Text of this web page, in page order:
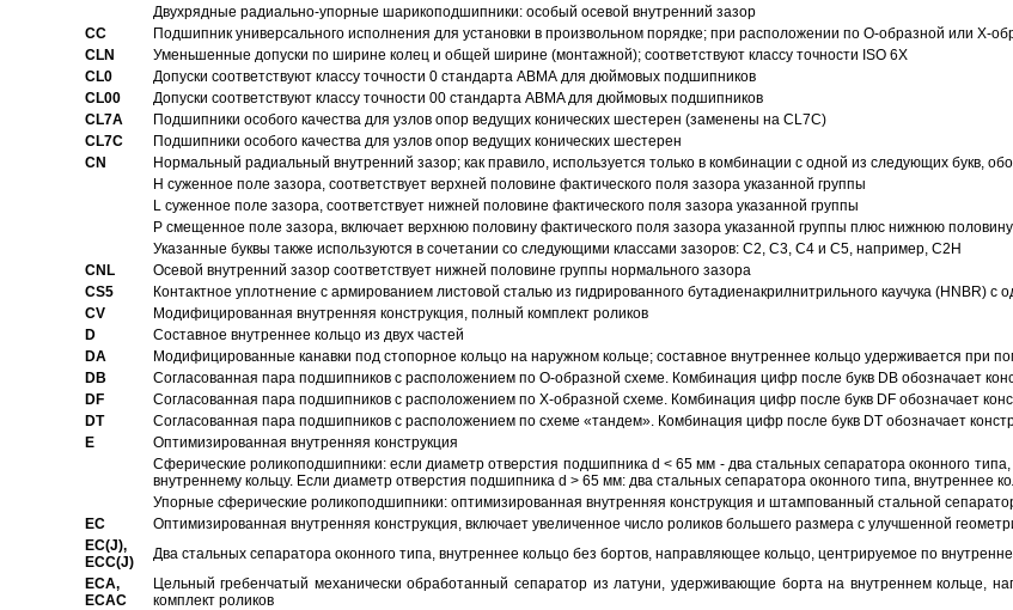
Двухрядные радиально-упорные шарикоподшипники: особый осевой внутренний зазор
CC
Подшипник универсального исполнения для установки в произвольном порядке; при расположении по О-образной или Х-
CLN
Уменьшенные допуски по ширине колец и общей ширине (монтажной); соответствуют классу точности ISO 6X
CL0
Допуски соответствуют классу точности 0 стандарта АВМА для дюймовых подшипников
CL00
Допуски соответствуют классу точности 00 стандарта ABMA для дюймовых подшипников
CL7A
Подшипники особого качества для узлов опор ведущих конических шестерен (заменены на CL7C)
CL7C
Подшипники особого качества для узлов опор ведущих конических шестерен
CN
Hормальный радиальный внутренний зазор; как правило, используется только в комбинации с одной из следующих букв,
H суженное поле зазора, соответствует верхней половине фактического поля зазора указанной группы
L суженное поле зазора, соответствует нижней половине фактического поля зазора указанной группы
P смещенное поле зазора, включает верхнюю половину фактического поля зазора указанной группы плюс нижнюю
Указанные буквы также используются в сочетании со следующими классами зазоров: С2, C3, С4 и С5, например, С2Н
CNL
Осевой внутренний зазор соответствует нижней половине группы нормального зазора
CS5
Контактное уплотнение с армированием листовой сталью из гидрированного бутадиенакрилнитрильного каучука (HNBR) с
CV
Модифицированная внутренняя конструкция, полный комплект роликов
D
Составное внутреннее кольцо из двух частей
DA
Модифицированные канавки под стопорное кольцо на наружном кольце; составное внутреннее кольцо удерживается при
DB
Согласованная пара подшипников с расположением по О-образной схеме. Комбинация цифр после букв DB обозначает
DF
Согласованная пара подшипников с расположением по Х-образной схеме. Комбинация цифр после букв DF обозначает
DT
Согласованная пара подшипников с расположением по схеме «тандем». Комбинация цифр после букв DT обозначает
E
Оптимизированная внутренняя конструкция
Сферические роликоподшипники: если диаметр отверстия подшипника d < 65 мм - два стальных сепаратора оконного
внутреннему кольцу. Если диаметр отверстия подшипника d > 65 мм: два стальных сепаратора оконного типа,
Упорные сферические роликоподшипники: оптимизированная внутренняя конструкция и штампованный стальной
EC
Oптимизированная внутренняя конструкция, включает увеличенное число роликов большего размера с улучшенной
EC(J),
ECC(J)
Два стальных сепаратора оконного типа, внутреннее кольцо без бортов, направляющее кольцо, центрируемое по
ECA,
ECAC
Цельный гребенчатый механически обработанный сепаратор из латуни, удерживающие борта на внутреннем кольце,
комплект роликов